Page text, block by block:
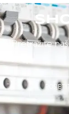
Pretražite